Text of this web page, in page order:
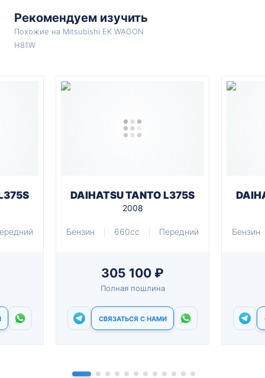
Рекомендуем изучить
Похожие на Mitsubishi EK WAGON
H81W
DAIHATSU TANTO L375S
2008
Бензин 660cc Передний
305 100 ₽
Полная пошлина
СВЯЗАТЬСЯ С НАМИ
Бензин